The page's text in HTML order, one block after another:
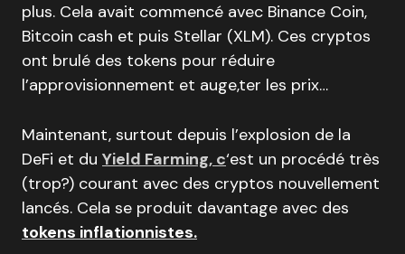
plus. Cela avait commencé avec Binance Coin,
Bitcoin cash et puis Stellar (XLM). Ces cryptos
ont brulé des tokens pour réduire
l’approvisionnement et auge,ter les prix…
Maintenant, surtout depuis l’explosion de la
DeFi et du Yield Farming, c‘est un procédé très
(trop?) courant avec des cryptos nouvellement
lancés. Cela se produit davantage avec des
tokens inflationnistes.